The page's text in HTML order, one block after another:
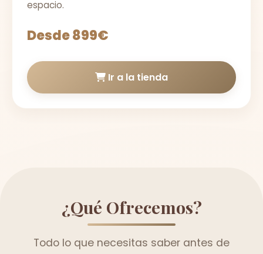
espacio.
Desde 899€
Ir a la tienda
¿Qué Ofrecemos?
Todo lo que necesitas saber antes de